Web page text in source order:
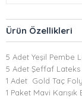
Ürün Özellikleri
5 Adet Yeşil Pembe
5 Adet Şeffaf
1 Adet Gold Taç
1 Paket Mavi